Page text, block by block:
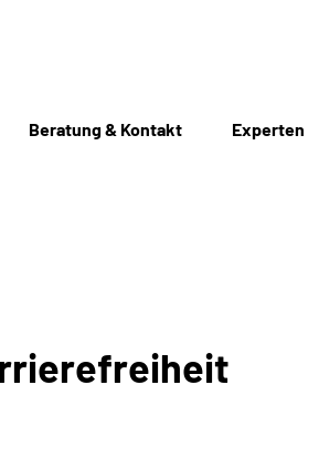
Beratung & Kontakt Experten